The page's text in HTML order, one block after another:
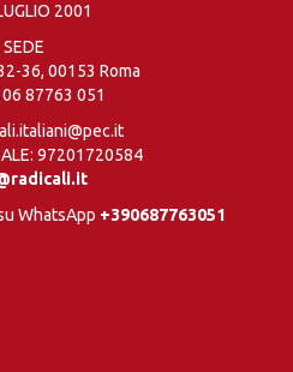
2001
SEDE
36, 00153 Roma
87763 051
97201720584
WhatsApp +390687763051